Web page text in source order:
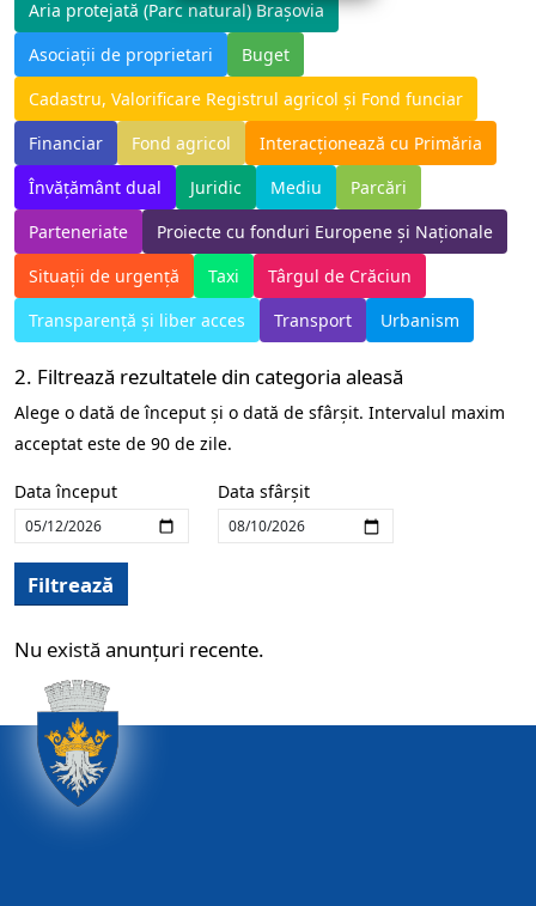
Aria protejată (Parc natural) Brașovia
Asociații de proprietari
Buget
Cadastru, Valorificare Registrul agricol și Fond funciar
Financiar
Fond agricol
Interacționează cu Primăria
Învățământ dual
Juridic Mediu
Parcări
Parteneriate
Proiecte cu fonduri Europene și Naționale
Situații de urgență
Taxi
Târgul de Crăciun
Transparență și liber acces
Transport Urbanism
2. Filtrează rezultatele din categoria aleasă
Alege o dată de început și o dată de sfârșit. Intervalul maxim
acceptat este de 90 de zile.
Data început Data sfârșit
Filtrează
Nu există anunțuri recente.